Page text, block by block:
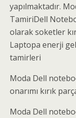
yapılmaktadır.
TamiriDell
olarak soketler
Laptopa enerji
tamirleri
Moda Dell
onarımı kırık
Moda Dell